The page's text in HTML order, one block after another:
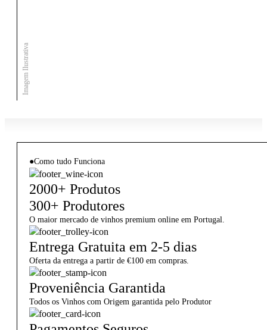
Imagem Ilustrativa
●Como tudo Funciona
2000+ Produtos
300+ Produtores
O maior mercado de vinhos premium online em Portugal.
Entrega Gratuita em 2-5 dias
Oferta da entrega a partir de €100 em compras.
Proveniência Garantida
Todos os Vinhos com Origem garantida pelo Produtor